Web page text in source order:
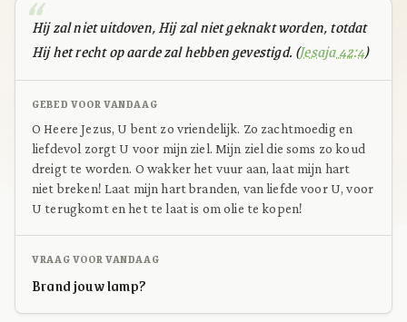
Hij zal niet uitdoven, Hij zal niet geknakt worden, totdat
Hij het recht op aarde zal hebben gevestigd. (Jesaja 42:4)
GEBED VOOR VANDAAG
O Heere Jezus, U bent zo vriendelijk. Zo zachtmoedig en
liefdevol zorgt U voor mijn ziel. Mijn ziel die soms zo koud
dreigt te worden. O wakker het vuur aan, laat mijn hart
niet breken! Laat mijn hart branden, van liefde voor U, voor
U terugkomt en het te laat is om olie te kopen!
VRAAG VOOR VANDAAG
Brand jouw lamp?